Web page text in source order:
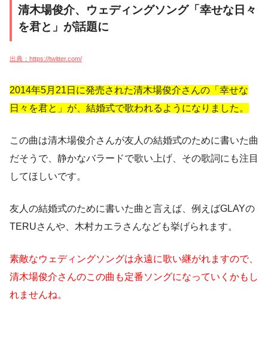
清木場俊介、ウェディングソング「幸せな日々
を君と」が話題に
出典：https://twitter.com/
2014年5月21日に発売された清木場俊介さんの「幸せな
日々を君と」が、結婚式で歌われるようになりました。
この曲は清木場俊介さんが友人の結婚式のために書いた曲
だそうで、静かなバラードで歌い上げ、その歌詞にも注目
してほしいです。
友人の結婚式のために書いた曲と言えば、例えばGLAYの
TERUさんや、木村カエラさんなども挙げられます。
素敵なウェディングソングは永遠に歌い継がれますので、
清木場俊介さんのこの曲も定番ソングになっていくかもし
れませんね。